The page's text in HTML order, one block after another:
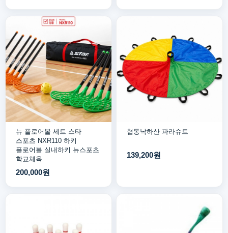
뉴 플로어볼 세트 스타
스포츠 NXR110 하키
플로어볼 실내하키 뉴스포츠
학교체육
200,000원
협동낙하산 파라슈트
139,200원